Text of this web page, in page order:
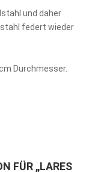
und daher
federt wieder
Durchmesser.
FÜR „LARES